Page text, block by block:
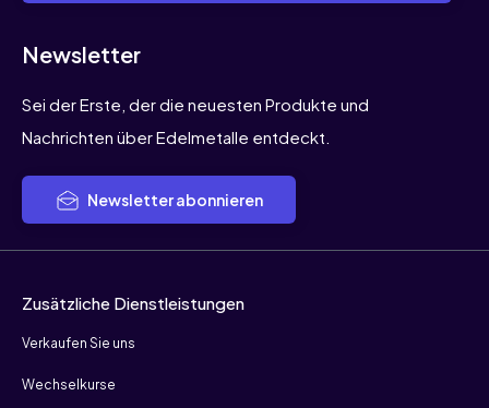
Newsletter
Sei der Erste, der die neuesten Produkte und
Nachrichten über Edelmetalle entdeckt.
Newsletter abonnieren
Zusätzliche Dienstleistungen
Verkaufen Sie uns
Wechselkurse